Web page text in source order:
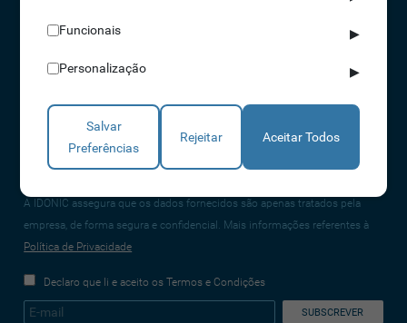
(chamada para a rede fixa nacional)
A IDONIC assegura que os dados fornecidos são apenas tratados pela
empresa, de forma segura e confidencial. Mais informações referentes à
Política de Privacidade
Declaro que li e aceito os Termos e Condições
Funcionais ▶
Personalização ▶
Salvar
Preferências
Rejeitar Aceitar Todos